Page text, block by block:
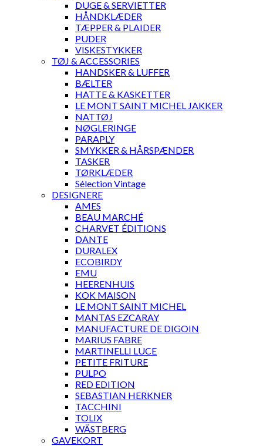
DUGE & SERVIETTER
HÅNDKLÆDER
TÆPPER & PLAIDER
PUDER
VISKESTYKKER
TØJ & ACCESSORIES
HANDSKER & LUFFER
BÆLTER
HATTE & KASKETTER
LE MONT SAINT MICHEL JAKKER
NATTØJ
NØGLERINGE
PARAPLY
SMYKKER & HÅRSPÆNDER
TASKER
TØRKLÆDER
Sélection Vintage
DESIGNERE
AMES
BEAU MARCHÉ
CHARVET ÉDITIONS
DANTE
DURALEX
ECOBIRDY
EMU
HEERENHUIS
KOK MAISON
LE MONT SAINT MICHEL
MANTAS EZCARAY
MANUFACTURE DE DIGOIN
MARIUS FABRE
MARTINELLI LUCE
PETITE FRITURE
PULPO
RED EDITION
SEBASTIAN HERKNER
TACCHINI
TOLIX
WÄSTBERG
GAVEKORT